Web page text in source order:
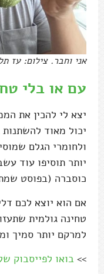
אני וחבר. צילום: עז
עם או בלי
יצא לי להכין את
יכול מאוד
ולחומרי הגלם
יותר תוסיפו עוד
כוסברה (בפוסט
אם הוא יוצא לכם
טחינה גולמית
למרקם יותר סמיך
>> בואו לפייסבוק